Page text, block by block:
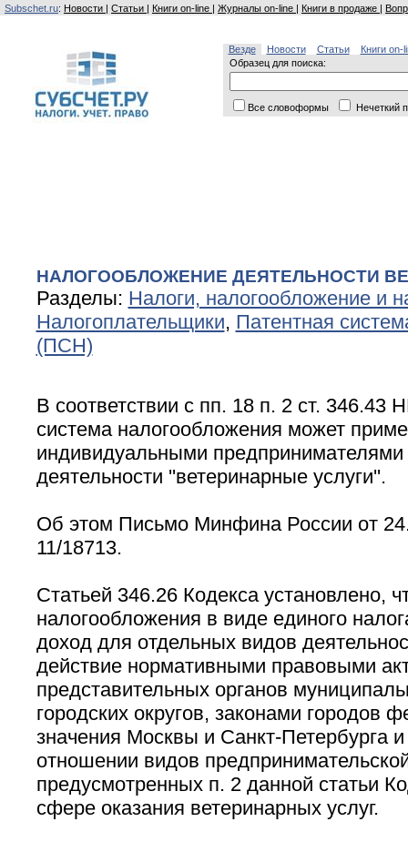
Subschet.ru: Новости | Статьи | Книги on-line | Журналы on-line | Книги в продаже |
Везде Новости Статьи
Книги on-
Образец для поиска:
Все словоформы Нечеткий
НАЛОГООБЛОЖЕНИЕ ДЕЯТЕЛЬНОСТИ
Разделы: Налоги, налогообложение и
Налогоплательщики, Патентная
(ПСН)
В соответствии с пп. 18 п. 2 ст. 346.43
система налогообложения может
индивидуальными предпринимателями
деятельности ''ветеринарные услуги''.
Об этом Письмо Минфина России от
11/18713.
Статьей 346.26 Кодекса установлено,
налогообложения в виде единого
доход для отдельных видов
действие нормативными правовыми
представительных органов
городских округов, законами городов
значения Москвы и Санкт-Петербурга
отношении видов
предусмотренных п. 2 данной статьи
сфере оказания ветеринарных услуг.